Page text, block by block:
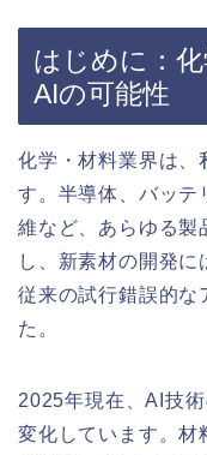
はじめに：
AIの可能性
化学・材料業界は、
す。半導体、バッテ
維など、あらゆる製
し、新素材の開発に
従来の試行錯誤的な
た。
2025年現在、AI技
変化しています。材